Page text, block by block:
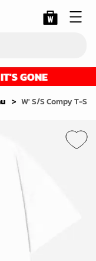
GONE
W' S/S Compy T-